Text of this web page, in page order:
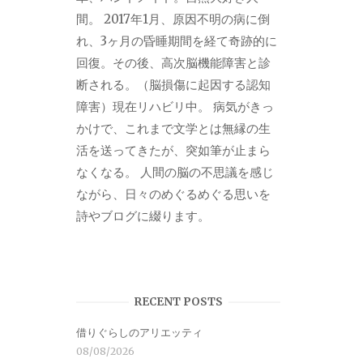
間。 2017年1月、原因不明の病に倒
れ、3ヶ月の昏睡期間を経て奇跡的に
回復。その後、高次脳機能障害と診
断される。（脳損傷に起因する認知
障害）現在リハビリ中。 病気がきっ
かけで、これまで文学とは無縁の生
活を送ってきたが、突如筆が止まら
なくなる。 人間の脳の不思議を感じ
ながら、日々のめぐるめぐる思いを
詩やブログに綴ります。
RECENT POSTS
借りぐらしのアリエッティ
08/08/2026